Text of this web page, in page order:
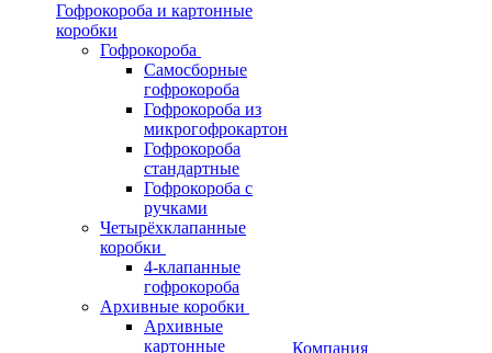
Гофрокороба и картонные
коробки
Гофрокороба
Самосборные
гофрокороба
Гофрокороба из
микрогофрокартон
Гофрокороба
стандартные
Гофрокороба с
ручками
Четырёхклапанные
коробки
4-клапанные
гофрокороба
Архивные коробки
Архивные
картонные
Компания